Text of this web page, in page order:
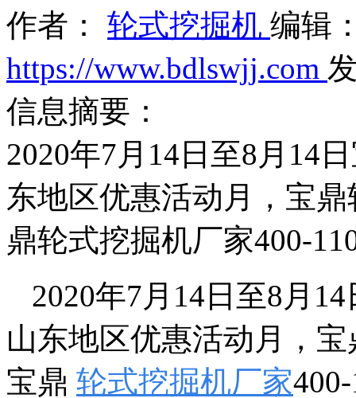
作者： 轮式挖掘机 编辑
https://www.bdlswjj.com
信息摘要：
2020年7月14日至8月14
东地区优惠活动月，宝
鼎轮式挖掘机厂家400-
2020年7月14日至8月
山东地区优惠活动月，
宝鼎 轮式挖掘机厂家